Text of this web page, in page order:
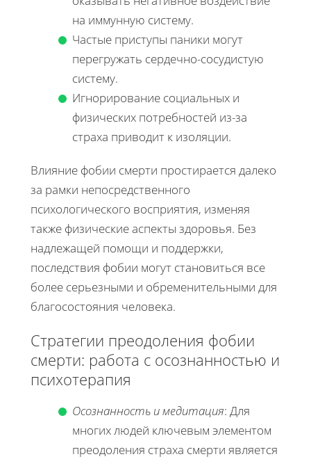
на иммунную систему.
Частые приступы паники могут
перегружать сердечно-сосудистую
систему.
Игнорирование социальных и
физических потребностей из-за
страха приводит к изоляции.
Влияние фобии смерти простирается далеко
за рамки непосредственного
психологического восприятия, изменяя
также физические аспекты здоровья. Без
надлежащей помощи и поддержки,
последствия фобии могут становиться все
более серьезными и обременительными для
благосостояния человека.
Стратегии преодоления фобии
смерти: работа с осознанностью и
психотерапия
Осознанность и медитация: Для
многих людей ключевым элементом
преодоления страха смерти является